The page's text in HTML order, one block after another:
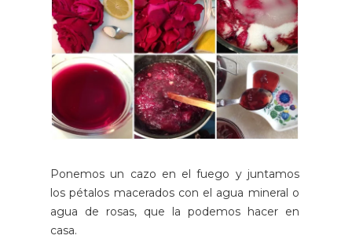
Ponemos un cazo en el fuego y juntamos
los pétalos macerados con el agua mineral o
agua de rosas, que la podemos hacer en
casa.